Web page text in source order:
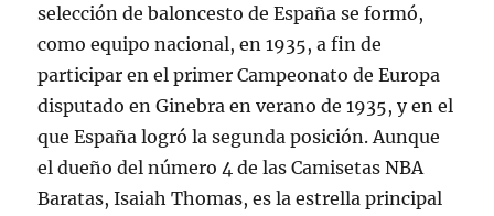
selección de baloncesto de España se formó,
como equipo nacional, en 1935, a fin de
participar en el primer Campeonato de Europa
disputado en Ginebra en verano de 1935, y en el
que España logró la segunda posición. Aunque
el dueño del número 4 de las Camisetas NBA
Baratas, Isaiah Thomas, es la estrella principal